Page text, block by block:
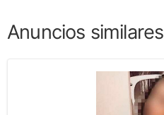
Anuncios similares